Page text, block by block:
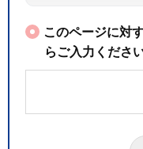
このページに対
らご入力くださ